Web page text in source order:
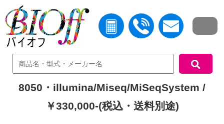
中古機器検索
8050・illumina/Miseq/MiSeqSystem /
￥330,000-(税込・送料別途)